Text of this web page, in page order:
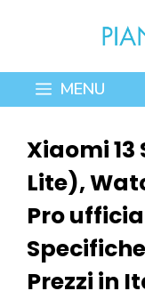
contenuto
MENU
Xiaomi 13
Lite),
Pro
Prezzi in